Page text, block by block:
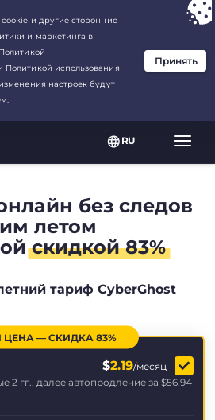
RU
для2.1666666666667-год at$
месяц
без следов
летом
скидкой 83%
тариф CyberGhost
ЦЕНА — СКИДКА 83%
$2.19/месяц
2 гг., далее автопродление за $56.94